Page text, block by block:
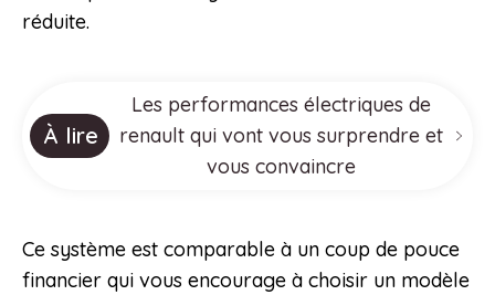
réduite.
À lire
Les performances électriques de
renault qui vont vous surprendre et
vous convaincre
Ce système est comparable à un coup de pouce
financier qui vous encourage à choisir un modèle